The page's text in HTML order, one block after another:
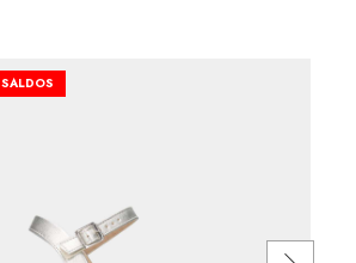
SALDOS